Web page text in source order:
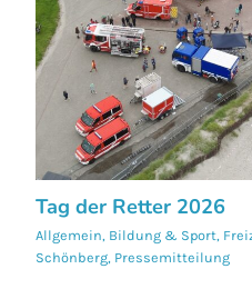
Tag der Retter 2026
Allgemein, Bildung & Sport,
Schönberg, Pressemitteilung